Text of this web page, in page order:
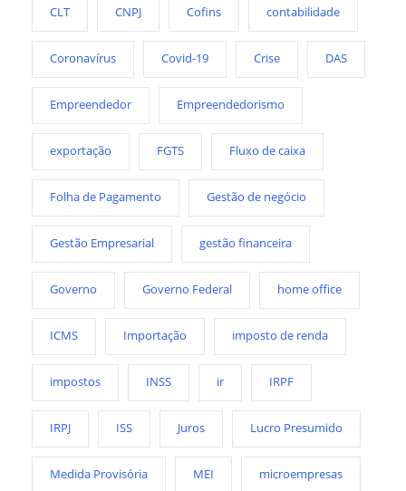
CLT CNPJ Cofins contabilidade
Coronavírus Covid-19 Crise DAS
Empreendedor Empreendedorismo
exportação FGTS Fluxo de caixa
Folha de Pagamento Gestão de negócio
Gestão Empresarial gestão financeira
Governo Governo Federal home office
ICMS Importação imposto de renda
impostos INSS ir IRPF
IRPJ ISS Juros Lucro Presumido
Medida Provisória MEI microempresas